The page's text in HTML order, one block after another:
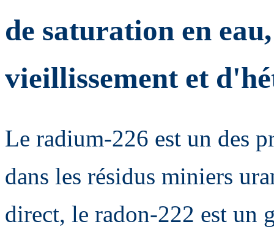
de saturation en
vieillissement et
Le radium-226 est un des
dans les résidus miniers
direct, le radon-222 est un